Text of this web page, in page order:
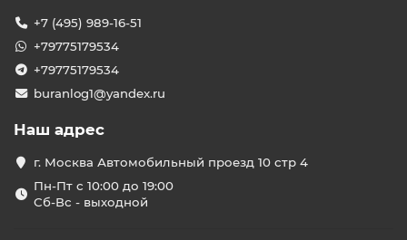
+7 (495) 989-16-51
+79775179534
+79775179534
buranlog1@yandex.ru
Наш адрес
г. Москва Автомобильный проезд 10 стр 4
Пн-Пт с 10:00 до 19:00
Сб-Вс - выходной